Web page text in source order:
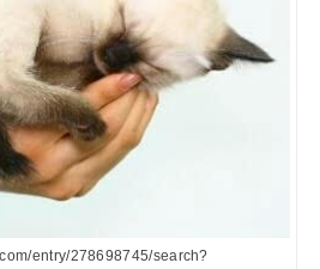
entry/278698745/search?